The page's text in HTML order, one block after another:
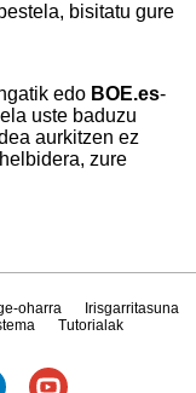
bisitatu gure
edo BOE.es-
uste baduzu
aurkitzen ez
helbidera, zure
oharra
Irisgarritasuna
Tutorialak